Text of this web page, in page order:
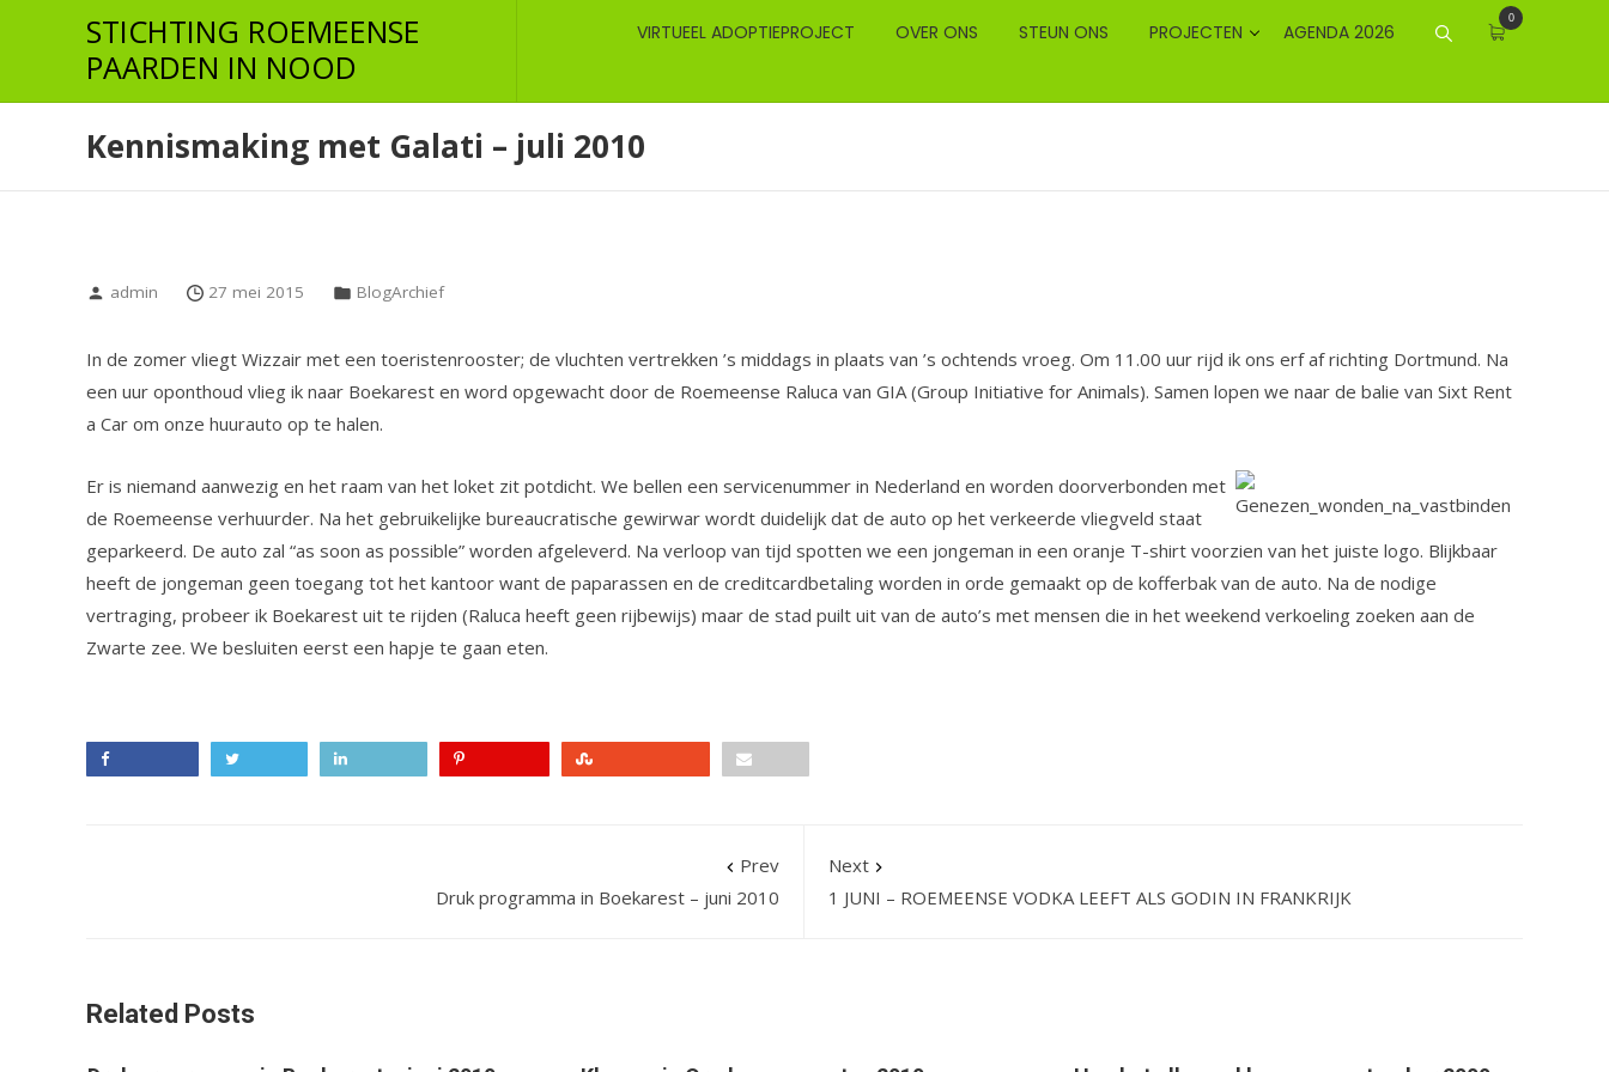
STICHTING ROEMEENSE
PAARDEN IN NOOD
VIRTUEEL ADOPTIEPROJECT OVER ONS STEUN ONS PROJECTEN AGENDA 2026
0
Kennismaking met Galati – juli 2010
admin 27 mei 2015 BlogArchief
In de zomer vliegt Wizzair met een toeristenrooster; de vluchten vertrekken ’s middags in plaats van ’s ochtends vroeg. Om 11.00 uur rijd ik ons erf af richting Dortmund. Na
een uur oponthoud vlieg ik naar Boekarest en word opgewacht door de Roemeense Raluca van GIA (Group Initiative for Animals). Samen lopen we naar de balie van Sixt Rent
a Car om onze huurauto op te halen.
Er is niemand aanwezig en het raam van het loket zit potdicht. We bellen een servicenummer in Nederland en worden doorverbonden met
de Roemeense verhuurder. Na het gebruikelijke bureaucratische gewirwar wordt duidelijk dat de auto op het verkeerde vliegveld staat
geparkeerd. De auto zal “as soon as possible” worden afgeleverd. Na verloop van tijd spotten we een jongeman in een oranje T-shirt voorzien van het juiste logo. Blijkbaar
heeft de jongeman geen toegang tot het kantoor want de paparassen en de creditcardbetaling worden in orde gemaakt op de kofferbak van de auto. Na de nodige
vertraging, probeer ik Boekarest uit te rijden (Raluca heeft geen rijbewijs) maar de stad puilt uit van de auto’s met mensen die in het weekend verkoeling zoeken aan de
Zwarte zee. We besluiten eerst een hapje te gaan eten.
Prev
Druk programma in Boekarest – juni 2010
Next
1 JUNI – ROEMEENSE VODKA LEEFT ALS GODIN IN FRANKRIJK
Related Posts